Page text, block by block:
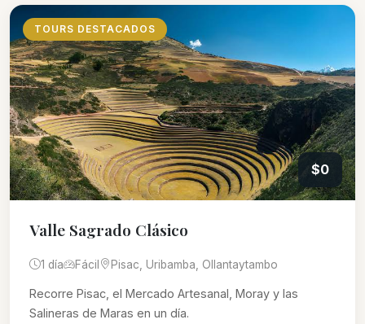
TOURS DESTACADOS
$0
Valle Sagrado Clásico
1 día Fácil Pisac, Uribamba, Ollantaytambo
Recorre Pisac, el Mercado Artesanal, Moray y las
Salineras de Maras en un día.